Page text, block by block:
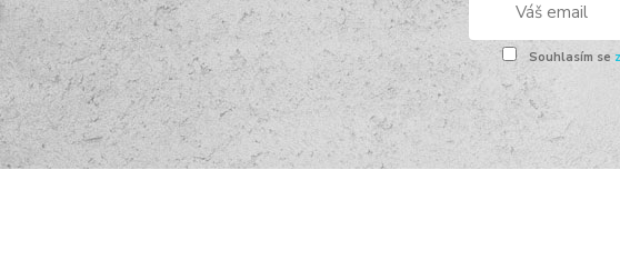
Souhlasím se